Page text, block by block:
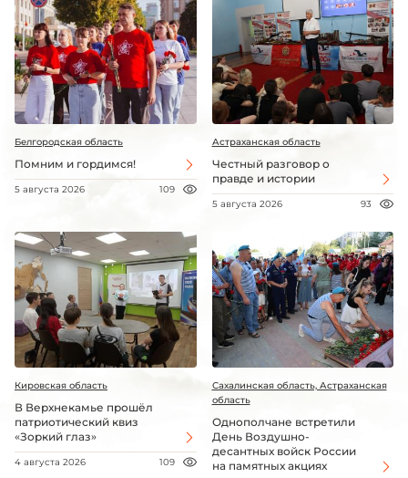
Белгородская область
Помним и гордимся!
5 августа 2026 109
Астраханская область
Честный разговор о
правде и истории
5 августа 2026 93
Кировская область
В Верхнекамье прошёл
патриотический квиз
«Зоркий глаз»
4 августа 2026 109
Сахалинская область, Астраханская
область
Однополчане встретили
День Воздушно-
десантных войск России
на памятных акциях